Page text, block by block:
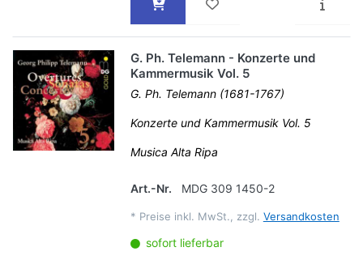
G. Ph. Telemann - Konzerte und
Kammermusik Vol. 5
G. Ph. Telemann (1681-1767)
Konzerte und Kammermusik Vol. 5
Musica Alta Ripa
Art.-Nr. MDG 309 1450-2
* Preise inkl. MwSt., zzgl. Versandkosten
sofort lieferbar